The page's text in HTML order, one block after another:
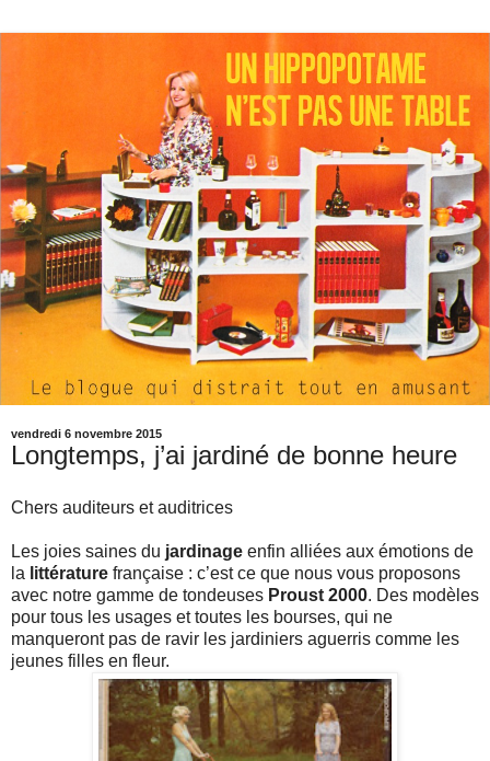
vendredi 6 novembre 2015
Longtemps, j’ai jardiné de bonne heure
Chers auditeurs et auditrices
Les joies saines du jardinage enfin alliées aux émotions de
la littérature française : c’est ce que nous vous proposons
avec notre gamme de tondeuses Proust 2000. Des modèles
pour tous les usages et toutes les bourses, qui ne
manqueront pas de ravir les jardiniers aguerris comme les
jeunes filles en fleur.